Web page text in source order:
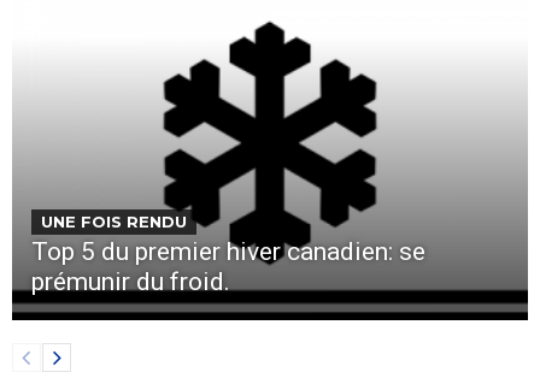
UNE FOIS RENDU
Top 5 du premier hiver canadien: se
prémunir du froid.